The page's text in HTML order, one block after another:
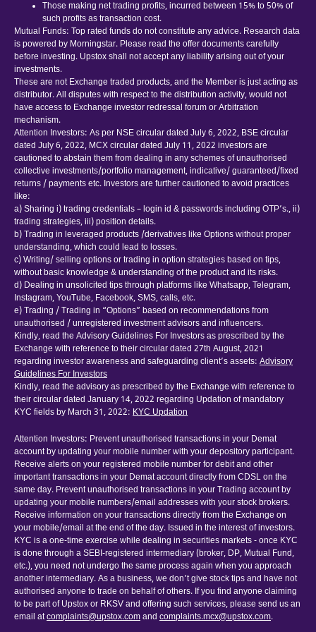
Those making net trading profits, incurred between 15% to 50% of
such profits as transaction cost.
Mutual Funds: Top rated funds do not constitute any advice. Research data
is powered by Morningstar. Please read the offer documents carefully
before investing. Upstox shall not accept any liability arising out of your
investments.
These are not Exchange traded products, and the Member is just acting as
distributor. All disputes with respect to the distribution activity, would not
have access to Exchange investor redressal forum or Arbitration
mechanism.
Attention Investors: As per NSE circular dated July 6, 2022, BSE circular
dated July 6, 2022, MCX circular dated July 11, 2022 investors are
cautioned to abstain them from dealing in any schemes of unauthorised
collective investments/portfolio management, indicative/ guaranteed/fixed
returns / payments etc. Investors are further cautioned to avoid practices
like:
a) Sharing i) trading credentials – login id & passwords including OTP’s., ii)
trading strategies, iii) position details.
b) Trading in leveraged products /derivatives like Options without proper
understanding, which could lead to losses.
c) Writing/ selling options or trading in option strategies based on tips,
without basic knowledge & understanding of the product and its risks.
d) Dealing in unsolicited tips through platforms like Whatsapp, Telegram,
Instagram, YouTube, Facebook, SMS, calls, etc.
e) Trading / Trading in “Options” based on recommendations from
unauthorised / unregistered investment advisors and influencers.
Kindly, read the Advisory Guidelines For Investors as prescribed by the
Exchange with reference to their circular dated 27th August, 2021
regarding investor awareness and safeguarding client’s assets: Advisory
Guidelines For Investors
Kindly, read the advisory as prescribed by the Exchange with reference to
their circular dated January 14, 2022 regarding Updation of mandatory
KYC fields by March 31, 2022: KYC Updation
Attention Investors: Prevent unauthorised transactions in your Demat
account by updating your mobile number with your depository participant.
Receive alerts on your registered mobile number for debit and other
important transactions in your Demat account directly from CDSL on the
same day. Prevent unauthorised transactions in your Trading account by
updating your mobile numbers/email addresses with your stock brokers.
Receive information on your transactions directly from the Exchange on
your mobile/email at the end of the day. Issued in the interest of investors.
KYC is a one-time exercise while dealing in securities markets - once KYC
is done through a SEBI-registered intermediary (broker, DP, Mutual Fund,
etc.), you need not undergo the same process again when you approach
another intermediary. As a business, we don’t give stock tips and have not
authorised anyone to trade on behalf of others. If you find anyone claiming
to be part of Upstox or RKSV and offering such services, please send us an
email atcomplaints@upstox.comand complaints.mcx@upstox.com.